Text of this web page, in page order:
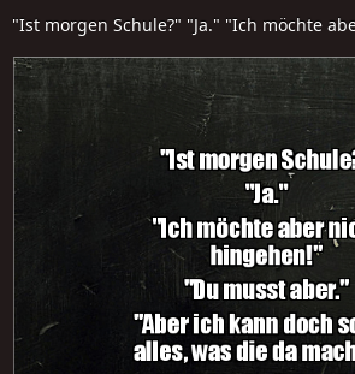
"Ist morgen Schule?" "Ja." "Ich möchte